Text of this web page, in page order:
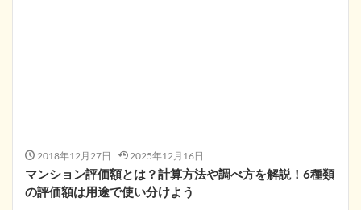
2018年12月27日 2025年12月16日
マンション評価額とは？計算方法や調べ方を解説！6種類
の評価額は用途で使い分けよう